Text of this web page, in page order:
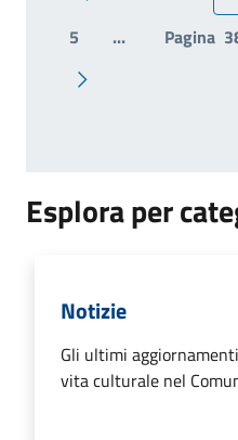
5
... Pagina
Pagina successiva
Esplora per
Notizie
Gli ultimi
vita culturale nel